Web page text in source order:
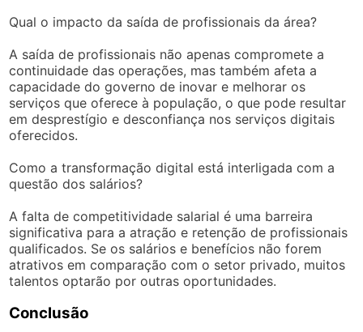
Qual o impacto da saída de profissionais da área?
A saída de profissionais não apenas compromete a
continuidade das operações, mas também afeta a
capacidade do governo de inovar e melhorar os
serviços que oferece à população, o que pode resultar
em desprestígio e desconfiança nos serviços digitais
oferecidos.
Como a transformação digital está interligada com a
questão dos salários?
A falta de competitividade salarial é uma barreira
significativa para a atração e retenção de profissionais
qualificados. Se os salários e benefícios não forem
atrativos em comparação com o setor privado, muitos
talentos optarão por outras oportunidades.
Conclusão